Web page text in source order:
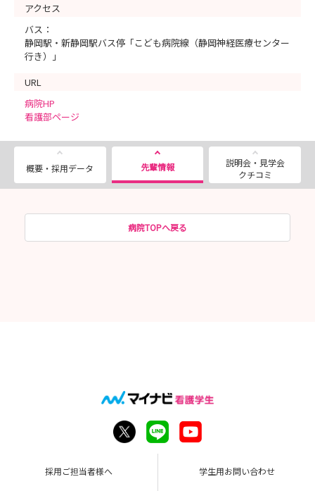
アクセス
バス：
静岡駅・新静岡駅バス停「こども病院線（静岡神経医療センター
行き）」
URL
病院HP
看護部ページ
概要・採用データ 先輩情報
説明会・見学会
クチコミ
病院TOPへ戻る
採用ご担当者様へ 学生用お問い合わせ